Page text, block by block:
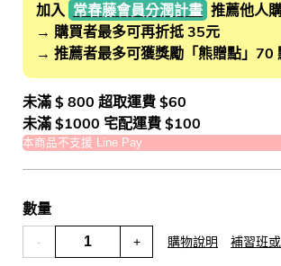
加入 常春藤會員分潤計畫 推薦他人
→ 購買者最多可再折抵 35元
→ 推薦者最多可獲獎勵「熊贈點」70
未滿 $ 800 超取運費 $60
未滿 $1000 宅配運費 $100
本商品不支援 Line Pay
數量
- + 購物說明 補習班